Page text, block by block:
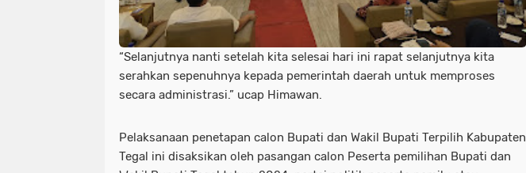
“Selanjutnya nanti setelah kita selesai hari ini rapat selanjutnya kita
serahkan sepenuhnya kepada pemerintah daerah untuk memproses
secara administrasi.” ucap Himawan.
Pelaksanaan penetapan calon Bupati dan Wakil Bupati Terpilih Kabupaten
Tegal ini disaksikan oleh pasangan calon Peserta pemilihan Bupati dan